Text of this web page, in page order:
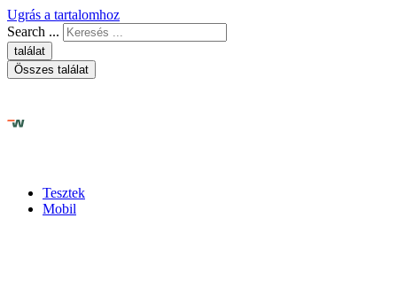
Ugrás a tartalomhoz
Search ...
találat
Összes találat
Tesztek
Mobil